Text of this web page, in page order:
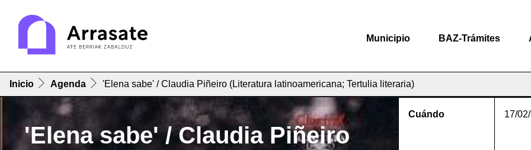
Municipio BAZ-Trámites
Inicio Agenda 'Elena sabe' / Claudia Piñeiro (Literatura latinoamericana; Tertulia literaria)
'Elena sabe' / Claudia Piñeiro
Cuándo 17/